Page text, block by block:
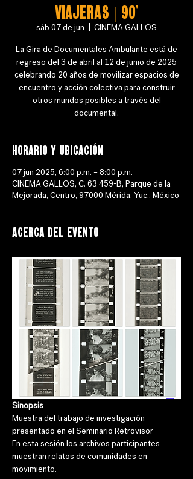
viajeras | 90’
sáb 07 de jun
CINEMA GALLOS
La Gira de Documentales Ambulante está de
regreso del 3 de abril al 12 de junio de 2025
celebrando 20 años de movilizar espacios de
encuentro y acción colectiva para construir
otros mundos posibles a través del
documental.
Horario y ubicación
07 jun 2025, 6:00 p.m. – 8:00 p.m.
CINEMA GALLOS, C. 63 459-B, Parque de la
Mejorada, Centro, 97000 Mérida, Yuc., México
Acerca del evento
Sinopsis
Muestra del trabajo de investigación
presentado en el Seminario Retrovisor
En esta sesión los archivos participantes
muestran relatos de comunidades en
movimiento.